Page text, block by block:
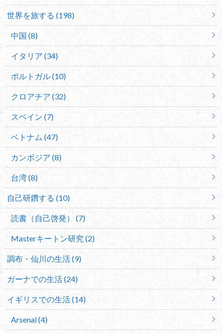
世界を旅する (198)
中国 (8)
イタリア (34)
ポルトガル (10)
クロアチア (32)
スペイン (7)
ベトナム (47)
カンボジア (8)
台湾 (8)
自己研鑽する (10)
読書（自己啓発） (7)
Masterキートン研究 (2)
調布・仙川の生活 (9)
ガーナでの生活 (24)
イギリスでの生活 (14)
Arsenal (4)